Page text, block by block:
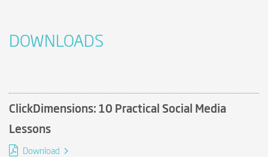
DOWNLOADS
ClickDimensions: 10 Practical Social Media
Lessons
Download